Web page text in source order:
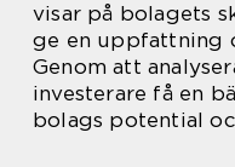
visar på bolagets
ge en uppfattning
Genom att
investerare få en
bolags potential